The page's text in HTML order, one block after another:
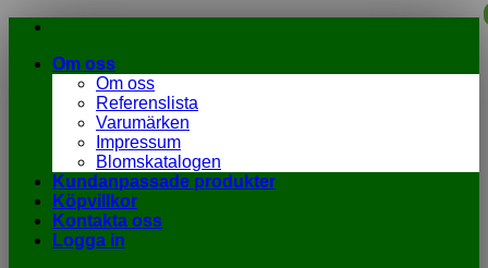
Skip
contentOm oss
Om oss
Referenslista
Varumärken
Impressum
Blomskatalogen
Kundanpassade produkter
Köpvillkor
Kontakta oss
Logga in